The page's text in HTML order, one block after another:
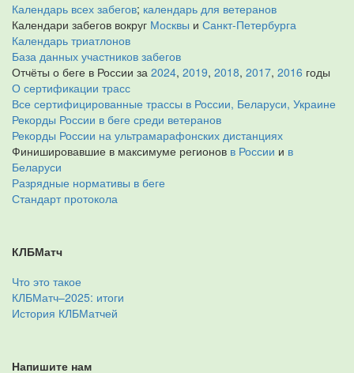
Календарь всех забегов; календарь для ветеранов
Календари забегов вокруг Москвы и Санкт-Петербурга
Календарь триатлонов
База данных участников забегов
Отчёты о беге в России за 2024, 2019, 2018, 2017, 2016 годы
О сертификации трасс
Все сертифицированные трассы в России, Беларуси, Украине
Рекорды России в беге среди ветеранов
Рекорды России на ультрамарафонских дистанциях
Финишировавшие в максимуме регионов в России и в
Беларуси
Разрядные нормативы в беге
Стандарт протокола
КЛБМатч
Что это такое
КЛБМатч–2025: итоги
История КЛБМатчей
Напишите нам